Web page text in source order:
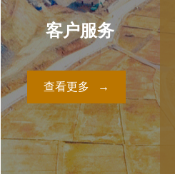
客户服务
查看更多 →